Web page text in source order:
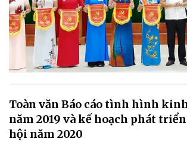
Toàn văn Báo cáo tình hình
năm 2019 và kế hoạch phát
hội năm 2020